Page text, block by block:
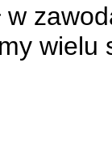
w
wielu